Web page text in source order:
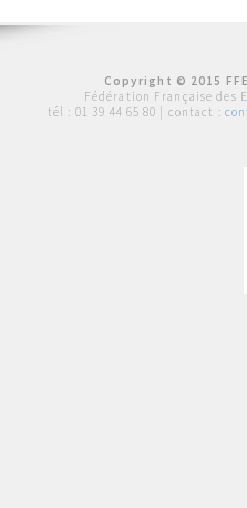
Copyright © 2015
Fédération Française des
tél : 01 39 44 65 80 | contact :